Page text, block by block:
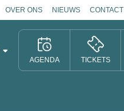
OVER ONS NIEUWS CONTACT
AGENDA TICKETS